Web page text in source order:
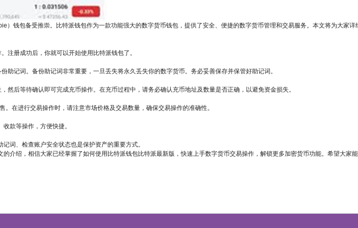
钱包备受推崇。比特派钱包作为一款功能强大的数字货币钱包，提供了安全、便捷的数字货币管理和交易服务。本文将为大家详
注册成功后，你就可以开始使用比特派钱包了。
记词。备份助记词非常重要，一旦丢失将永久丢失你的数字货币。务必妥善保存并保管好助记词。
后等待确认即可完成充币操作。在充币过程中，请务必确认充币地址及数量是否正确，以避免资金损失。
在进行交易操作时，请注意市场价格及交易数量，确保交易操作的准确性。
款等操作，方便快捷。
词、检查账户安全状态也是保护资产的重要方式。
介绍，相信大家已经掌握了如何使用比特派钱包比特派最新版，快速上手数字货币交易操作，解锁更多加密货币功能。希望大家